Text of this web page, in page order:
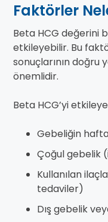
Faktörler
Beta HCG değerini
etkileyebilir. Bu
sonuçlarının doğru
önemlidir.
Beta HCG’yi
Gebeliğin
Çoğul gebelik
Kullanılan
tedaviler)
Dış gebelik